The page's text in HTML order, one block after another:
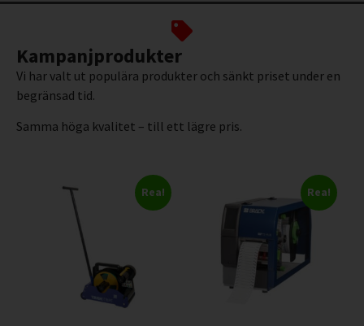
Kampanjprodukter
Vi har valt ut populära produkter och sänkt priset under en
begränsad tid.
Samma höga kvalitet – till ett lägre pris.
Rea! Rea!